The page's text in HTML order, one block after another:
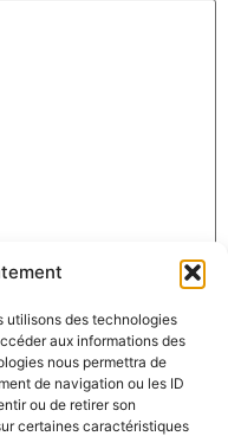
utilisons des technologies
aux informations des
nous permettra de
de navigation ou les ID
ou de retirer son
certaines caractéristiques